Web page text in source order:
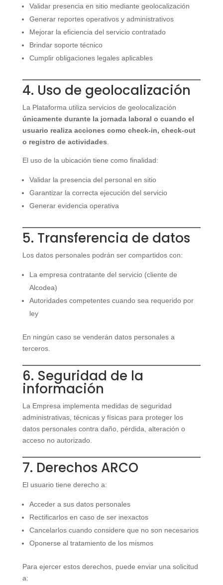
Validar presencia en sitio mediante geolocalización
Generar reportes operativos y administrativos
Mejorar la eficiencia del servicio contratado
Brindar soporte técnico
Cumplir obligaciones legales aplicables
4. Uso de geolocalización
La Plataforma utiliza servicios de geolocalización
únicamente durante la jornada laboral o cuando el
usuario realiza acciones como check-in, check-out
o registro de actividades
El uso de la ubicación tiene como finalidad:
Validar la presencia del personal en sitio
Garantizar la correcta ejecución del servicio
Generar evidencia operativa
5. Transferencia de datos
Los datos personales podrán ser compartidos con:
La empresa contratante del servicio (cliente de
Alcodea)
Autoridades competentes cuando sea requerido por
ley
En ningún caso se venderán datos personales a
terceros.
6. Seguridad de la
información
La Empresa implementa medidas de seguridad
administrativas, técnicas y físicas para proteger los
datos personales contra daño, pérdida, alteración o
acceso no autorizado.
7. Derechos ARCO
El usuario tiene derecho a:
Acceder a sus datos personales
Rectificarlos en caso de ser inexactos
Cancelarlos cuando considere que no son necesarios
Oponerse al tratamiento de los mismos
Para ejercer estos derechos, puede enviar una solicitud
a: